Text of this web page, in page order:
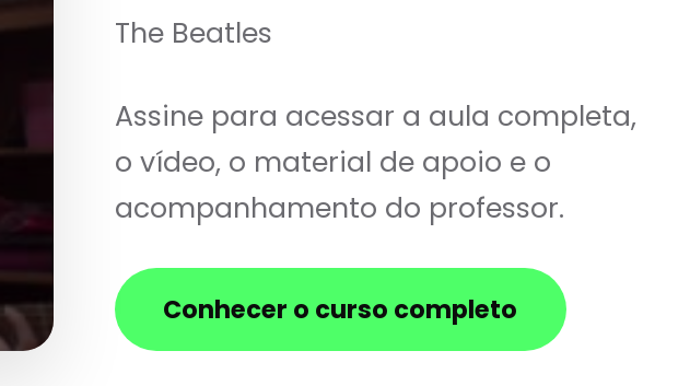
The Beatles
Assine para acessar a aula completa,
o vídeo, o material de apoio e o
acompanhamento do professor.
Conhecer o curso completo